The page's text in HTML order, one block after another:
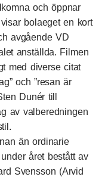
och öppnar
bolaeget en kort
avgående VD
anställda. Filmen
med diverse citat
och ”resan är
Dunér till
av valberedningen
än ordinarie
året bestått av
Svensson (Arvid